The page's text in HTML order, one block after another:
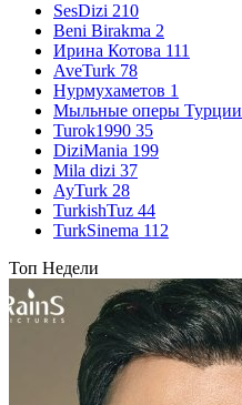
SesDizi 210
Beni Birakma 2
Ирина Котова 111
AveTurk 78
Нурмухаметов 1
Мыльные оперы Турции
Turok1990 35
DiziMania 199
Mila dizi 37
AyTurk 28
TurkishTuz 44
TurkSinema 112
Топ Недели